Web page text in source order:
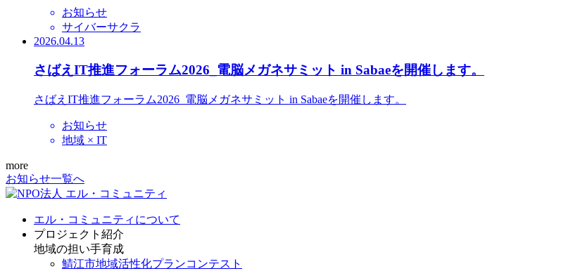
お知らせ
サイバーサクラ
2026.04.13
さばえIT推進フォーラム2026_電脳メガネサミット in Sabaeを開催します。
さばえIT推進フォーラム2026_電脳メガネサミット in Sabaeを開催します。
お知らせ
地域 × IT
more
お知らせ一覧へ
エル・コミュニティについて
プロジェクト紹介
地域の担い手育成
鯖江市地域活性化プランコンテスト